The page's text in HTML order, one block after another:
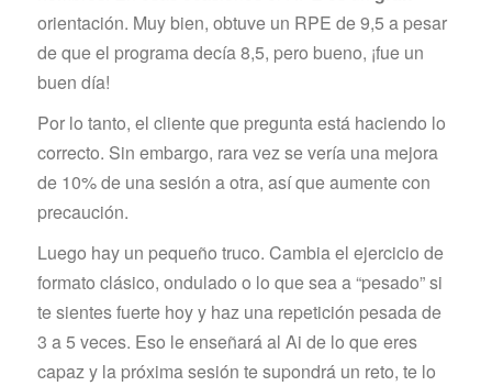
orientación. Muy bien, obtuve un RPE de 9,5 a pesar
de que el programa decía 8,5, pero bueno, ¡fue un
buen día!
Por lo tanto, el cliente que pregunta está haciendo lo
correcto. Sin embargo, rara vez se vería una mejora
de 10% de una sesión a otra, así que aumente con
precaución.
Luego hay un pequeño truco. Cambia el ejercicio de
formato clásico, ondulado o lo que sea a “pesado” si
te sientes fuerte hoy y haz una repetición pesada de
3 a 5 veces. Eso le enseñará al Ai de lo que eres
capaz y la próxima sesión te supondrá un reto, te lo